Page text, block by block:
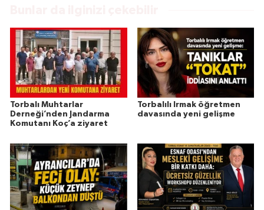
Torbalı Muhtarlar
Derneği’nden Jandarma
Komutanı Koç’a ziyaret
Torbalılı Irmak öğretmen
davasında yeni gelişme